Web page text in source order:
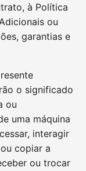
à Política
ou
garantias e
o significado
ou
uma máquina
interagir
copiar a
ou trocar